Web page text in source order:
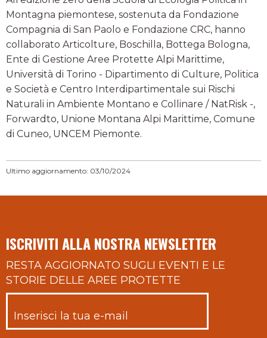
Montagna piemontese, sostenuta da Fondazione
Compagnia di San Paolo e Fondazione CRC, hanno
collaborato Articolture, Boschilla, Bottega Bologna,
Ente di Gestione Aree Protette Alpi Marittime,
Università di Torino - Dipartimento di Culture, Politica
e Società e Centro Interdipartimentale sui Rischi
Naturali in Ambiente Montano e Collinare / NatRisk -,
Forwardto, Unione Montana Alpi Marittime, Comune
di Cuneo, UNCEM Piemonte.
Ultimo aggiornamento: 03/10/2024
ISCRIVITI ALLA NOSTRA NEWSLETTER
RESTA AGGIORNATO SUGLI EVENTI E LE
STORIE DELLE AREE PROTETTE